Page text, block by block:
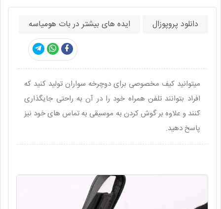
دانلود پروپوزال ایده های بیشتر در بات هومیاسه
میتوانید کیف مخصوصی برای دوچرخه سواران تولید کنید که
افراد بتوانند تلفن همراه خود را در آن به راحتی جایگذاری
کنند و علاوه بر گوش کردن به موسیقی به تماس های خود نیز
پاسخ دهید.